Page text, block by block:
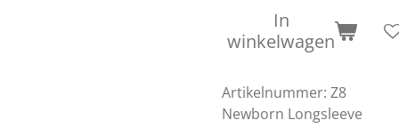
In
winkelwagen
Artikelnummer: Z8
Newborn Longsleeve